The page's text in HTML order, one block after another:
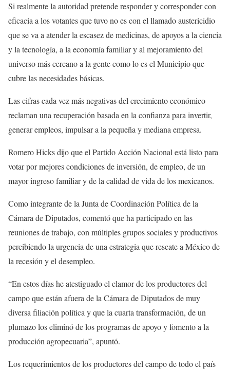
Si realmente la autoridad pretende responder y corresponder con
eficacia a los votantes que tuvo no es con el llamado austericidio
que se va a atender la escasez de medicinas, de apoyos a la ciencia
y la tecnología, a la economía familiar y al mejoramiento del
universo más cercano a la gente como lo es el Municipio que
cubre las necesidades básicas.
Las cifras cada vez más negativas del crecimiento económico
reclaman una recuperación basada en la confianza para invertir,
generar empleos, impulsar a la pequeña y mediana empresa.
Romero Hicks dijo que el Partido Acción Nacional está listo para
votar por mejores condiciones de inversión, de empleo, de un
mayor ingreso familiar y de la calidad de vida de los mexicanos.
Como integrante de la Junta de Coordinación Política de la
Cámara de Diputados, comentó que ha participado en las
reuniones de trabajo, con múltiples grupos sociales y productivos
percibiendo la urgencia de una estrategia que rescate a México de
la recesión y el desempleo.
“En estos días he atestiguado el clamor de los productores del
campo que están afuera de la Cámara de Diputados de muy
diversa filiación política y que la cuarta transformación, de un
plumazo los eliminó de los programas de apoyo y fomento a la
producción agropecuaria”, apuntó.
Los requerimientos de los productores del campo de todo el país